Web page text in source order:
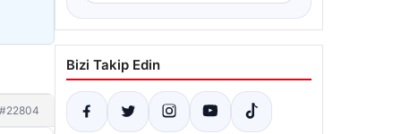
#22804
Bizi Takip Edin